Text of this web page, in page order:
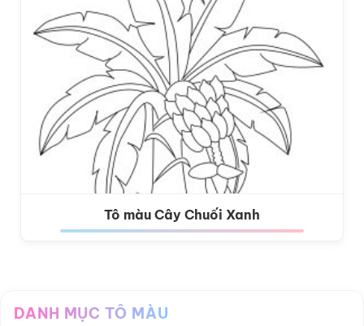
Tô màu Cây Chuối Xanh
DANH MỤC TÔ MÀU